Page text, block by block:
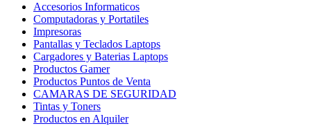
Accesorios Informaticos
Computadoras y Portatiles
Impresoras
Pantallas y Teclados Laptops
Cargadores y Baterias Laptops
Productos Gamer
Productos Puntos de Venta
CAMARAS DE SEGURIDAD
Tintas y Toners
Productos en Alquiler